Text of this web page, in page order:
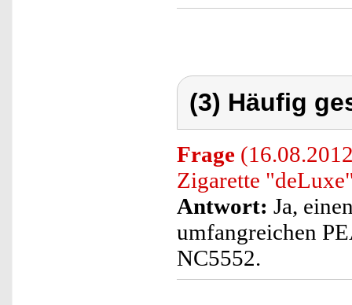
(3) Häufig
Frage
Zigarette
Antwort: Ja,
umfangreichen
NC5552.